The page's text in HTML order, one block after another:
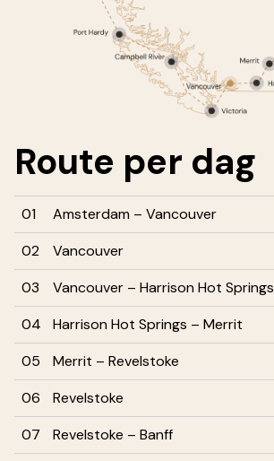
Route per dag
01
Amsterdam – Vancouver
02
Vancouver
03
Vancouver – Harrison Hot Springs
04
Harrison Hot Springs – Merrit
05
Merrit – Revelstoke
06
Revelstoke
07
Revelstoke – Banff